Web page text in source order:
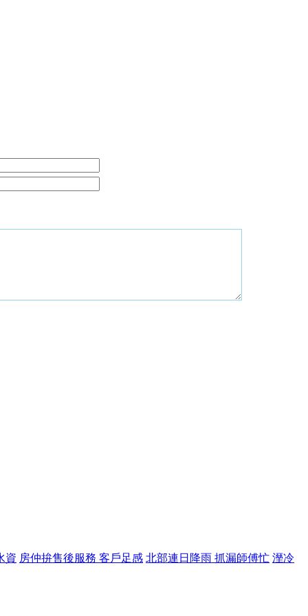
資 房仲拚售後服務 客戶足感 北部連日降雨 抓漏師傅忙 溼冷